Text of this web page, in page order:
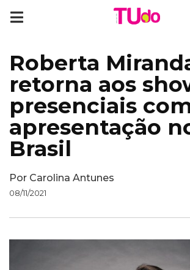
Roberta
retorna aos
presenciais
apresentação
Brasil
Por Carolina Antunes
08/11/2021